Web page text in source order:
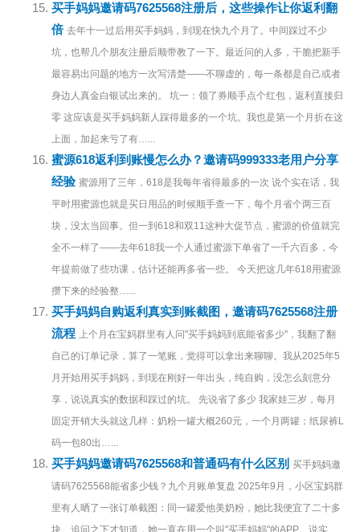
买手妈妈邀请码7625568注册后，这些操作让你返利翻
倍 去年十一过后用买手妈妈，到现在快九个月了。中间踩过不少
坑，也帮几个朋友注册后顺带教了一下。最近问的人多，干脆把新手
最容易出问题的地方一次写清楚——不聊虚的，每一条都是自己或者
身边人真金白银试出来的。 坑一：领了券顺手点个红包，返利直接归
零 这应该是买手妈妈新人踩得最多的一个坑。我也是第一个月折在这
上面，加起来亏了有…...
蜜源618返利到账慢怎么办？邀请码999333老用户分享
经验 蜜源用了三年，618是我每年省得最多的一次 说个实在话，我
平时用蜜源也就是买日用品的时候顺手查一下，每个月省个两三百
块，没太当回事。但一到618和双11这种大促节点，蜜源的价值就完
全不一样了——去年618我一个人通过蜜源下单省了一千六百多，今
年提前做了些功课，估计还能再多省一些。 今天把这几年618用蜜源
攒下来的经验整…...
买手妈妈自购返利真实到账截图，邀请码7625568注册
流程
上个月在宝妈群里有人问"买手妈妈到底能省多少"，我翻了翻
自己的订单记录，算了一笔账，觉得可以拿出来聊聊。我从2025年5
月开始用买手妈妈，到现在刚好一年出头，纯自购，没怎么刻意分
享，说说真实的数据和踩过的坑。 先说省了多少 我家娃三岁，每月
固定开销大头就这几样：奶粉一罐大概260元，一个月两罐；纸尿裤L
码一包80出…...
买手妈妈邀请码7625568和普通码有什么区别 买手妈妈邀
请码7625568能省多少钱？九个月账单复盘 2025年9月，小区宝妈群
里有人晒了一张订单截图：同一罐爱他美奶粉，她比我便宜了二十多
块。追问之下才知道，她一直在用一个叫"买手妈妈"的APP。说实